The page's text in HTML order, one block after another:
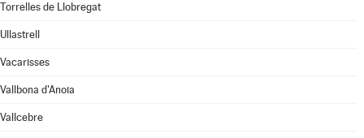
Torrelles de Llobregat
Ullastrell
Vacarisses
Vallbona d'Anoia
Vallcebre